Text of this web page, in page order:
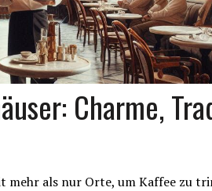
Charme,
mehr als nur Orte, um Kaffee zu